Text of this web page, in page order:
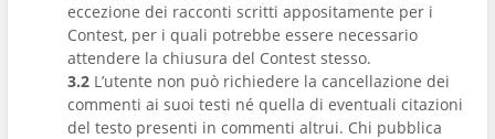
eccezione dei racconti scritti appositamente per i
Contest, per i quali potrebbe essere necessario
attendere la chiusura del Contest stesso.
3.2 L’utente non può richiedere la cancellazione dei
commenti ai suoi testi né quella di eventuali citazioni
del testo presenti in commenti altrui. Chi pubblica